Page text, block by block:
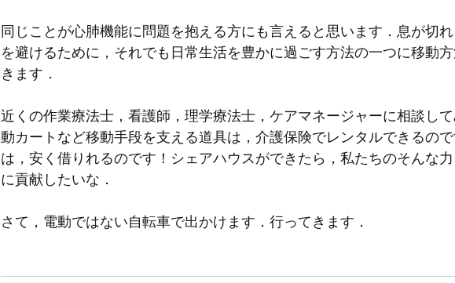
同じことが心肺機能に問題を抱える方にも言えると思います．息が切
を避けるために，それでも日常生活を豊かに過ごす方法の一つに移動
きます．
近くの作業療法士，看護師，理学療法士，ケアマネージャーに相談し
動カートなど移動手段を支える道具は，介護保険でレンタルできるの
は，安く借りれるのです！シェアハウスができたら，私たちのそんな
に貢献したいな．
さて，電動ではない自転車で出かけます．行ってきます．